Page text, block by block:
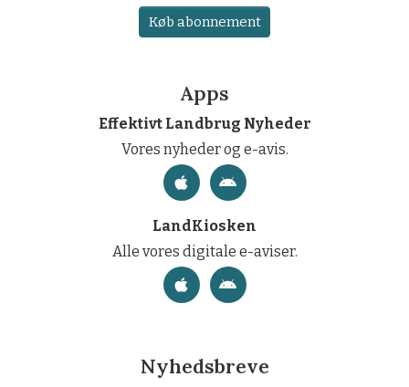
Køb abonnement
Apps
Effektivt Landbrug Nyheder
Vores nyheder og e-avis.
LandKiosken
Alle vores digitale e-aviser.
Nyhedsbreve